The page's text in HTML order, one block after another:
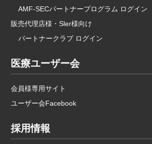
AMF-SECパートナープログラム ログイン
販売代理店様・Sler様向け
パートナークラブ ログイン
医療ユーザー会
会員様専用サイト
ユーザー会Facebook
採用情報